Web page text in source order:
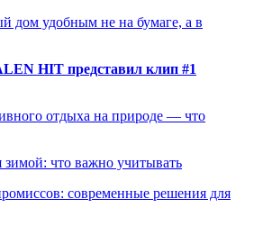
дом удобным не на бумаге, а в
HIT представил клип #1
отдыха на природе — что
зимой: что важно учитывать
современные решения для